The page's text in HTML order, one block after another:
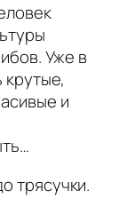
Уже в
и
трясучки.